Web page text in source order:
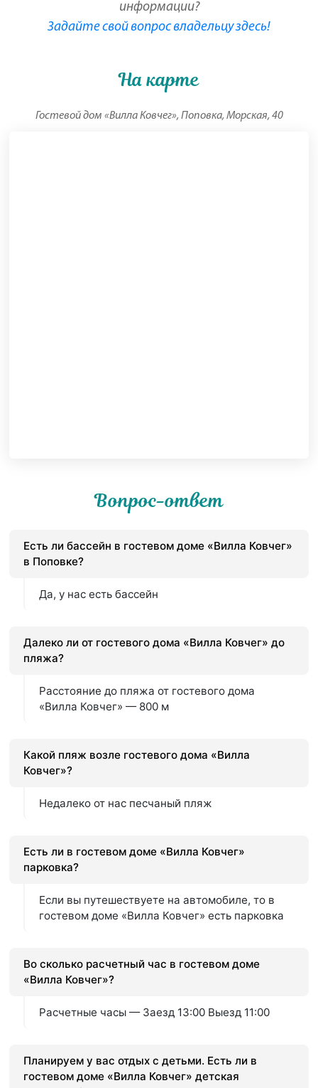
информации?
Задайте свой вопрос владельцу здесь!
На карте
Гостевой дом «Вилла Ковчег», Поповка, Морская, 40
Вопрос-ответ
Есть ли бассейн в гостевом доме «Вилла Ковчег»
в Поповке?
Да, у нас есть бассейн
Далеко ли от гостевого дома «Вилла Ковчег» до
пляжа?
Расстояние до пляжа от гостевого дома
«Вилла Ковчег» — 800 м
Какой пляж возле гостевого дома «Вилла
Ковчег»?
Недалеко от нас песчаный пляж
Есть ли в гостевом доме «Вилла Ковчег»
парковка?
Если вы путешествуете на автомобиле, то в
гостевом доме «Вилла Ковчег» есть парковка
Во сколько расчетный час в гостевом доме
«Вилла Ковчег»?
Расчетные часы — Заезд 13:00 Выезд 11:00
Планируем у вас отдых с детьми. Есть ли в
гостевом доме «Вилла Ковчег» детская